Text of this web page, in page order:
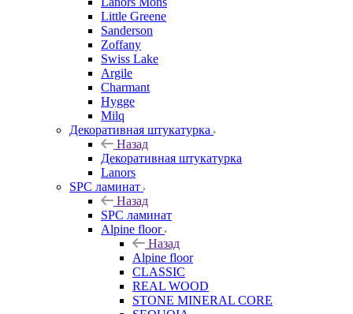
Little Greene
Sanderson
Zoffany
Swiss Lake
Argile
Charmant
Hygge
Milq
Декоративная штукатурка
Назад
Декоративная штукатурка
Lanors
SPC ламинат
Назад
SPC ламинат
Alpine floor
Назад
Alpine floor
CLASSIC
REAL WOOD
STONE MINERAL CORE